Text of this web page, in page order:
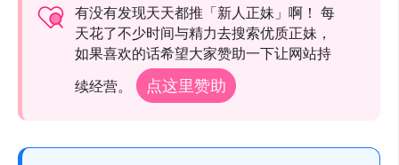
有没有发现天天都推「新人正妹」啊！ 每
天花了不少时间与精力去搜索优质正妹，
如果喜欢的话希望大家赞助一下让网站持
续经营。
点这里赞助